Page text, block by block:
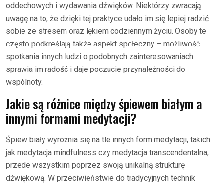
oddechowych i wydawania dźwięków. Niektórzy zwracają
uwagę na to, że dzięki tej praktyce udało im się lepiej radzić
sobie ze stresem oraz lękiem codziennym życiu. Osoby te
często podkreślają także aspekt społeczny – możliwość
spotkania innych ludzi o podobnych zainteresowaniach
sprawia im radość i daje poczucie przynależności do
wspólnoty.
Jakie są różnice między śpiewem białym a
innymi formami medytacji?
Śpiew biały wyróżnia się na tle innych form medytacji, takich
jak medytacja mindfulness czy medytacja transcendentalna,
przede wszystkim poprzez swoją unikalną strukturę
dźwiękową. W przeciwieństwie do tradycyjnych technik